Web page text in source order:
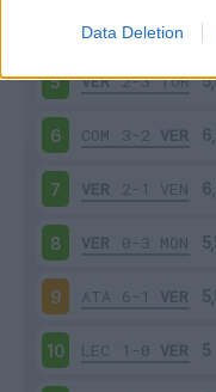
Data Deletion
LAZ 2-1 VER
5 VER 2-3 TOR
6 COM 3-2 VER
7 VER 2-1 VEN
8 VER 0-3 MON
9 ATA 6-1 VER
10 LEC 1-0 VER